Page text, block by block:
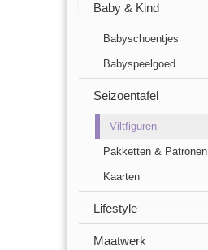
Baby & Kind
Babyschoentjes
Babyspeelgoed
Seizoentafel
Viltfiguren
Pakketten & Patronen
Kaarten
Lifestyle
Maatwerk